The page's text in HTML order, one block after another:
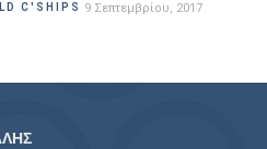
C'SHIPS 9 Σεπτεμβρίου, 2017